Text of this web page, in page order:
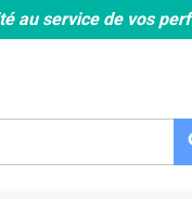
au service de vos